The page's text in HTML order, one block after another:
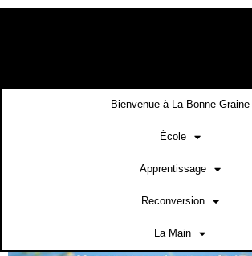
Bienvenue à La Bonne Graine
École
Apprentissage
Reconversion
La Main